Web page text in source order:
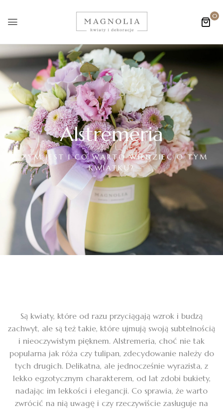
0
Alstremeria
CZYM JEST I CO WARTO WIEDZIEĆ O TYM
KWIATKU?
Są kwiaty, które od razu przyciągają wzrok i budzą
zachwyt, ale są też takie, które ujmują swoją subtelnością
i nieoczywistym pięknem. Alstremeria, choć nie tak
popularna jak róża czy tulipan, zdecydowanie należy do
tych drugich. Delikatna, ale jednocześnie wyrazista, z
lekko egzotycznym charakterem, od lat zdobi bukiety,
nadając im lekkości i elegancji. Co sprawia, że warto
zwrócić na nią uwagę i czy rzeczywiście zasługuje na